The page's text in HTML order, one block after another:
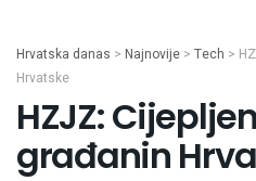
Hrvatska danas > Najnovije > Tech >
Hrvatske
HZJZ:
građanin